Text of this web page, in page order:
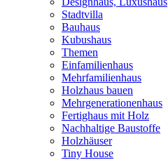
Stadtvilla
Bauhaus
Kubushaus
Themen
Einfamilienhaus
Mehrfamilienhaus
Holzhaus bauen
Mehrgenerationenhaus
Fertighaus mit Holz
Nachhaltige Baustoffe
Holzhäuser
Tiny House